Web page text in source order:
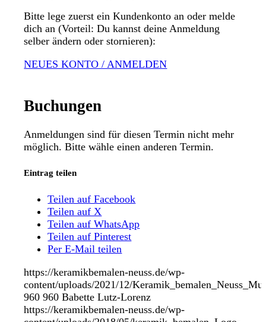
Bitte lege zuerst ein Kundenkonto an oder melde
dich an (Vorteil: Du kannst deine Anmeldung
selber ändern oder stornieren):
NEUES KONTO / ANMELDEN
Buchungen
Anmeldungen sind für diesen Termin nicht mehr
möglich. Bitte wähle einen anderen Termin.
Eintrag teilen
Teilen auf Facebook
Teilen auf X
Teilen auf WhatsApp
Teilen auf Pinterest
Per E-Mail teilen
https://keramikbemalen-neuss.de/wp-
content/uploads/2021/12/
960 960 Babette Lutz-Lorenz
https://keramikbemalen-neuss.de/wp-